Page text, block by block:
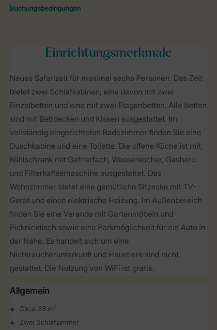
Einrichtungsmerkmale
Neues Safarizelt für maximal sechs Personen. Das Zelt
bietet zwei Schlafkabinen, eine davon mit zwei
Einzelbetten und eine mit zwei Etagenbetten. Alle Betten
sind mit Bettdecken und Kissen ausgestattet. Im
vollständig eingerichteten Badezimmer finden Sie eine
Duschkabine und eine Toilette. Die offene Küche ist mit
Kühlschrank mit Gefrierfach, Wasserkocher, Gasherd
und Filterkaffeemaschine ausgestattet. Das
Wohnzimmer bietet eine gemütliche Sitzecke mit TV-
Gerät und einen elektrische Heizung. Im Außenbereich
finden Sie eine Veranda mit Gartenmöbeln und
Picknicktisch sowie eine Parkmöglichkeit für ein Auto in
der Nähe. Es handelt sich um eine
Nichtraucherunterkunft und Haustiere sind nicht
gestattet. Die Nutzung von WiFi ist gratis.
Allgemein
Circa 38 m²
Zwei Schlafzimmer